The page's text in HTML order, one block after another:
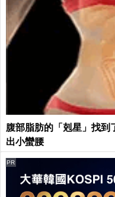
腹部脂肪的「剋星」找到
出小蠻腰
PR